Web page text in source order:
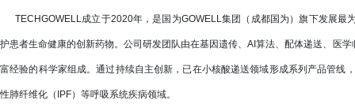
TECHGOWELL成立于2020年，是国为GOWELL集团（成都国为）旗下发展最
护患者生命健康的创新药物。公司研发团队由在基因遗传、AI算法、配体递送、医
富经验的科学家组成。通过持续自主创新，已在小核酸递送领域形成系列产品管
性肺纤维化（IPF）等呼吸系统疾病领域。